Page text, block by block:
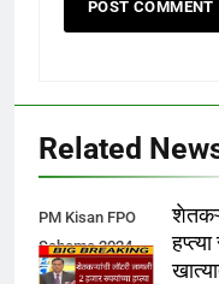
Related
PM Kisan FPO
Scheme 2024